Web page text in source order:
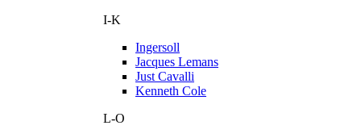
I-K
Ingersoll
Jacques Lemans
Just Cavalli
Kenneth Cole
L-O